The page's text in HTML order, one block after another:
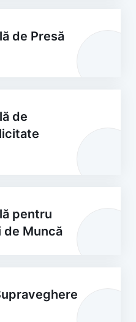
de Presă
de
pentru
de Muncă